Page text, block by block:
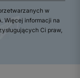
w
Więcej informacji na
Ci praw,